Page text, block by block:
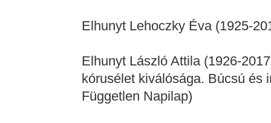
Elhunyt Lehoczky Éva (1925-
Elhunyt László Attila (1926-
kórusélet kiválósága. Búcsú és
Független Napilap)